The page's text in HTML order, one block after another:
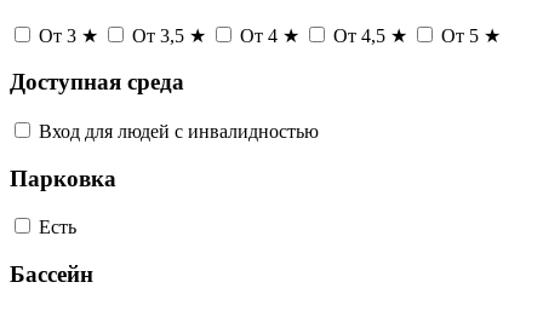
От 3 ★ От 3,5 ★ От 4 ★ От 4,5 ★ От 5 ★
Доступная среда
Вход для людей с инвалидностью
Парковка
Есть
Бассейн